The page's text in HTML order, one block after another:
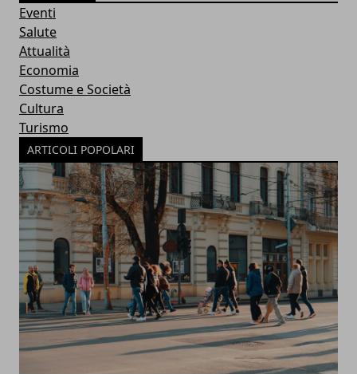
Eventi
Salute
Attualità
Economia
Costume e Società
Cultura
Turismo
ARTICOLI POPOLARI